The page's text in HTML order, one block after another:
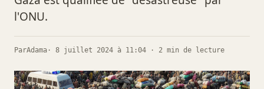
l'ONU.
ParAdama · 8 juillet 2024 à 11:04 · 2 min de lecture